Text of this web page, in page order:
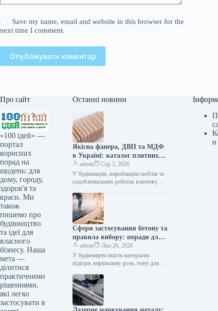
Save my name, email and website in this browser for the
next time I comment.
Опублікувати коментар
Про сайт
«100 ідей» —
портал
корисних
порад на
щодень: для
дому, городу,
здоров'я та
краси. Ми
також
пишемо про
будівництво
та ідеї для
власного
бізнесу. Наша
мета —
ділитися
практичними
рішеннями,
які легко
застосувати в
Останні новини
Якісна фанера, ДВП та МДФ
в Україні: каталог плитних
матеріалів від «ВІН-ВУД»
admin
Сер 5, 2026
У будівництві, виробництві меблів та
оздоблювальних роботах ключову
сировини. Компанія «ВІН-ВУД» уже
тривалий час займається…
Сфери застосування бетону та
правила вибору: поради для
приватного й промислового
будівництва
admin
Лип 26, 2026
У будівництві якість матеріалів
відіграє вирішальну роль, тому для
обирати перевірених виробників, таких
як компанія Промбудцентр,…
и